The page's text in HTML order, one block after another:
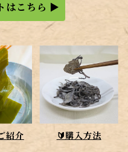
はこちら ▶
紹介 🔰購入方法